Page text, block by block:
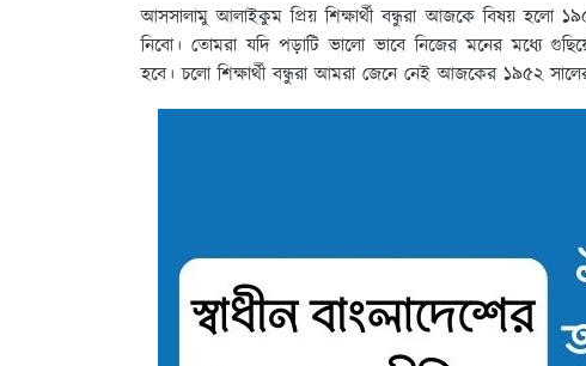
আসসালামু আলাইকুম প্রিয় শিক্ষার্থী বন্ধুরা আজকে বিষয় হলো
নিবো। তোমরা যদি পড়াটি ভালো ভাবে নিজের মনের মধ্যে
হবে। চলো শিক্ষার্থী বন্ধুরা আমরা জেনে নেই আজকের ১৯৫২